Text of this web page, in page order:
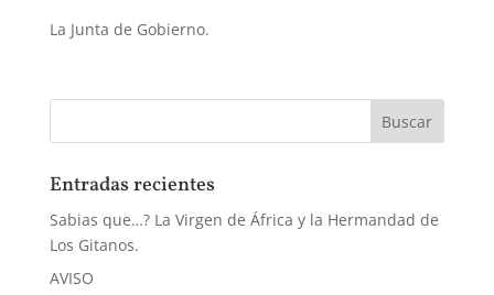
La Junta de Gobierno.
Entradas recientes
Sabias que…? La Virgen de África y la Hermandad de
Los Gitanos.
AVISO